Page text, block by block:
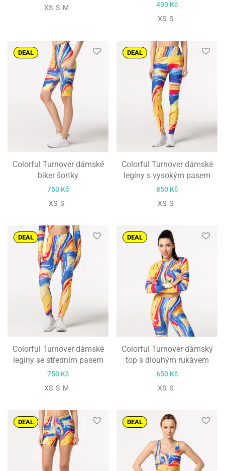
XS S M
490 Kč
XS S
DEAL
Colorful Turnover dámské
biker šortky
750 Kč
XS S
DEAL
Colorful Turnover dámské
legíny s vysokým pasem
850 Kč
XS S
DEAL
Colorful Turnover dámské
legíny se středním pasem
750 Kč
XS S M
DEAL
Colorful Turnover dámský
top s dlouhým rukávem
650 Kč
XS S
DEAL DEAL